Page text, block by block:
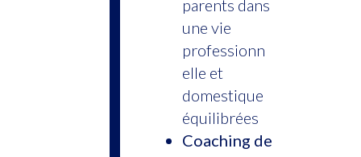
parents dans
une vie
professionn
elle et
domestique
équilibrées
Coaching de